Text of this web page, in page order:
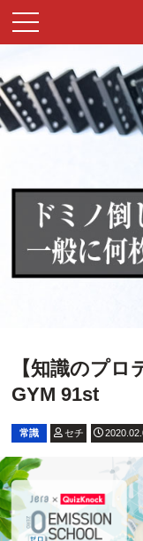
【知識のプ
GYM 91st
常識 セチ